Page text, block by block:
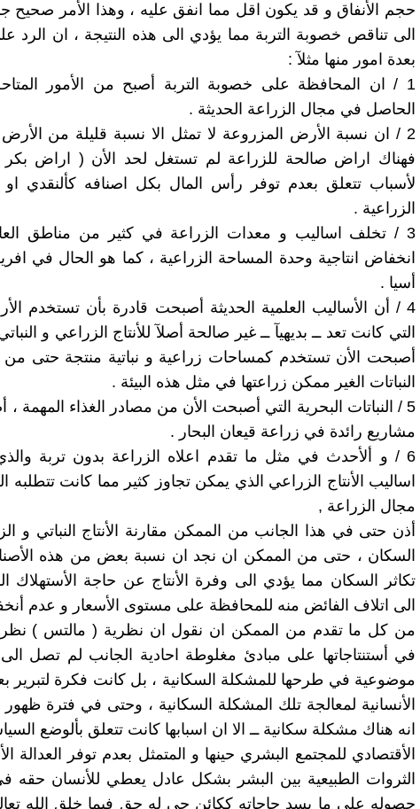
حجم الأنفاق و قد يكون اقل مما انفق عليه ، وهذا الأمر صحيح
الى تناقص خصوبة التربة مما يؤدي الى هذه النتيجة ، ان الرد
بعدة امور منها مثلآ :
1 / ان المحافظة على خصوبة التربة أصبح من الأمور
الحاصل في مجال الزراعة الحديثة .
2 / ان نسبة الأرض المزروعة لا تمثل الا نسبة قليلة من الأرض
فهناك اراض صالحة للزراعة لم تستغل لحد الأن ( اراض بكر
لأسباب تتعلق بعدم توفر رأس المال بكل اصنافه كألنقدي او
الزراعية .
3 / تخلف اساليب و معدات الزراعة في كثير من مناطق
انخفاض انتاجية وحدة المساحة الزراعية ، كما هو الحال في
أسيا .
4 / أن الأساليب العلمية الحديثة أصبحت قادرة بأن تستخدم
التي كانت تعد ــ بديهيآ ــ غير صالحة أصلآ للأنتاج الزراعي و
أصبحت الأن تستخدم كمساحات زراعية و نباتية منتجة حتى
النباتات الغير ممكن زراعتها في مثل هذه البيئة .
5 / النباتات البحرية التي أصبحت الأن من مصادر الغذاء المهمة ،
مشاريع رائدة في زراعة قيعان البحار .
6 / و ألأحدث في مثل ما تقدم اعلاه الزراعة بدون تربة
اساليب الأنتاج الزراعي الذي يمكن تجاوز كثير مما كانت تتطلبه
مجال الزراعة ,
أذن حتى في هذا الجانب من الممكن مقارنة الأنتاج النباتي و
السكان ، حتى من الممكن ان نجد ان نسبة بعض من هذه
تكاثر السكان مما يؤدي الى وفرة الأنتاج عن حاجة الأستهلاك
الى اتلاف الفائض منه للمحافظة على مستوى الأسعار و عدم
من كل ما تقدم من الممكن ان نقول ان نظرية ( مالتس )
في أستنتاجاتها على مبادئ مغلوطة احادية الجانب لم تصل
موضوعية في طرحها للمشكلة السكانية ، بل كانت فكرة لتبرير
الأنسانية لمعالجة تلك المشكلة السكانية ، وحتى في فترة ظهور
انه هناك مشكلة سكانية ــ الا ان اسبابها كانت تتعلق بألوضع
الأقتصادي للمجتمع البشري حينها و المتمثل بعدم توفر العدالة
الثروات الطبيعية بين البشر بشكل عادل يعطي للأنسان حقه
حصوله على ما يسد حاجاته ككائن حي له حق فيما خلق الله